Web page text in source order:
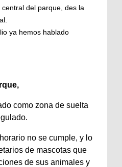
del parque, des la
ya hemos hablado
como zona de suelta
no se cumple, y lo
de mascotas que
de sus animales y